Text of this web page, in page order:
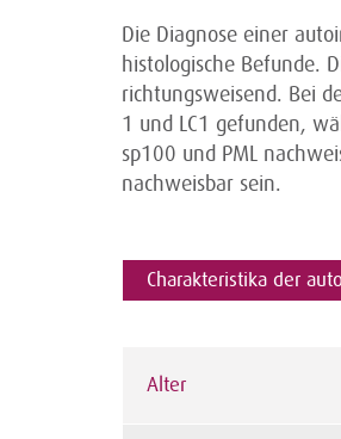
Die Diagnose einer
histologische Befunde.
richtungsweisend. Bei
1 und LC1 gefunden,
sp100 und PML
nachweisbar sein.
Charakteristika der
Alter